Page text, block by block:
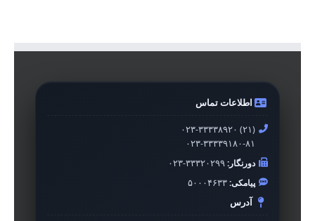
اطلاعات تماس
۰۲۳-۳۳۳۳۸۹۲۰ (۲۱)
۰۲۳-۳۳۳۳۹۱۸۰-۸۱
دورنگار:۰۲۳-۳۳۳۲۰۲۹۹
پیامکی:۵۰۰۰۴۶۳۳
آدرس